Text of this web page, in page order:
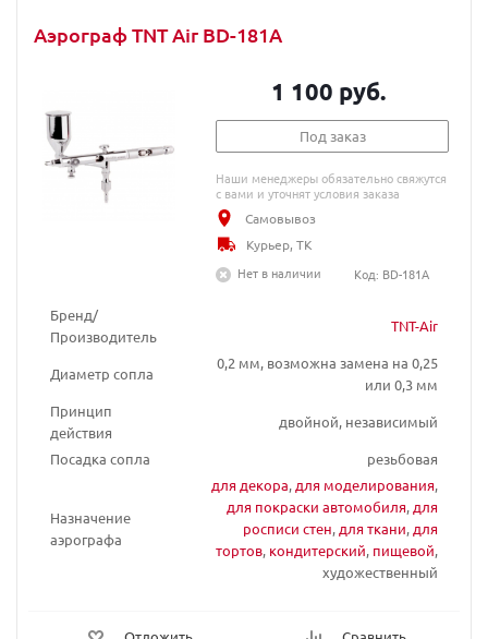
Аэрограф TNT Air BD-181A
Бренд/
Производитель
TNT-Air
Диаметр сопла
0,2 мм, возможна замена на 0,25
или 0,3 мм
Принцип
действия
двойной, независимый
Посадка сопла
резьбовая
Назначение
аэрографа
для декора, для моделирования,
для покраски автомобиля, для
росписи стен, для ткани, для
тортов, кондитерский, пищевой,
художественный
1 100 руб.
Под заказ
Наши менеджеры обязательно свяжутся
с вами и уточнят условия заказа
Самовывоз
Курьер, ТК
Нет в наличии
Код: BD-181А